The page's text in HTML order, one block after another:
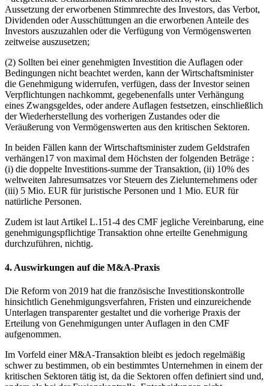
Aussetzung der erworbenen Stimmrechte des Investors, das Verbot,
Dividenden oder Ausschüttungen an die erworbenen Anteile des
Investors auszuzahlen oder die Verfügung von Vermögenswerten
zeitweise auszusetzen;
(2) Sollten bei einer genehmigten Investition die Auflagen oder
Bedingungen nicht beachtet werden, kann der Wirtschaftsminister
die Genehmigung widerrufen, verfügen, dass der Investor seinen
Verpflichtungen nachkommt, gegebenenfalls unter Verhängung
eines Zwangsgeldes, oder andere Auflagen festsetzen, einschließlich
der Wiederherstellung des vorherigen Zustandes oder die
Veräußerung von Vermögenswerten aus den kritischen Sektoren.
In beiden Fällen kann der Wirtschaftsminister zudem Geldstrafen
verhängen17 von maximal dem Höchsten der folgenden Beträge :
(i) die doppelte Investitions-summe der Transaktion, (ii) 10% des
weltweiten Jahresumsatzes vor Steuern des Zielunternehmens oder
(iii) 5 Mio. EUR für juristische Personen und 1 Mio. EUR für
natürliche Personen.
Zudem ist laut Artikel L.151-4 des CMF jegliche Vereinbarung, eine
genehmigungspflichtige Transaktion ohne erteilte Genehmigung
durchzuführen, nichtig.
4. Auswirkungen auf die M&A-Praxis
Die Reform von 2019 hat die französische Investitionskontrolle
hinsichtlich Genehmigungsverfahren, Fristen und einzureichende
Unterlagen transparenter gestaltet und die vorherige Praxis der
Erteilung von Genehmigungen unter Auflagen in den CMF
aufgenommen.
Im Vorfeld einer M&A-Transaktion bleibt es jedoch regelmäßig
schwer zu bestimmen, ob ein bestimmtes Unternehmen in einem der
kritischen Sektoren tätig ist, da die Sektoren offen definiert sind und,